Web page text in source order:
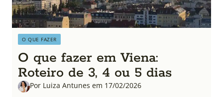
O QUE FAZER
O que fazer em Viena:
Roteiro de 3, 4 ou 5 dias
Por Luiza Antunes em 17/02/2026